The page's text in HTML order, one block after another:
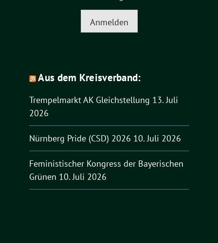
Anmelden
Aus dem Kreisverband:
Trempelmarkt AK Gleichstellung 13. Juli
2026
Nürnberg Pride (CSD) 2026 10. Juli 2026
Feministischer Kongress der Bayerischen
Grünen 10. Juli 2026